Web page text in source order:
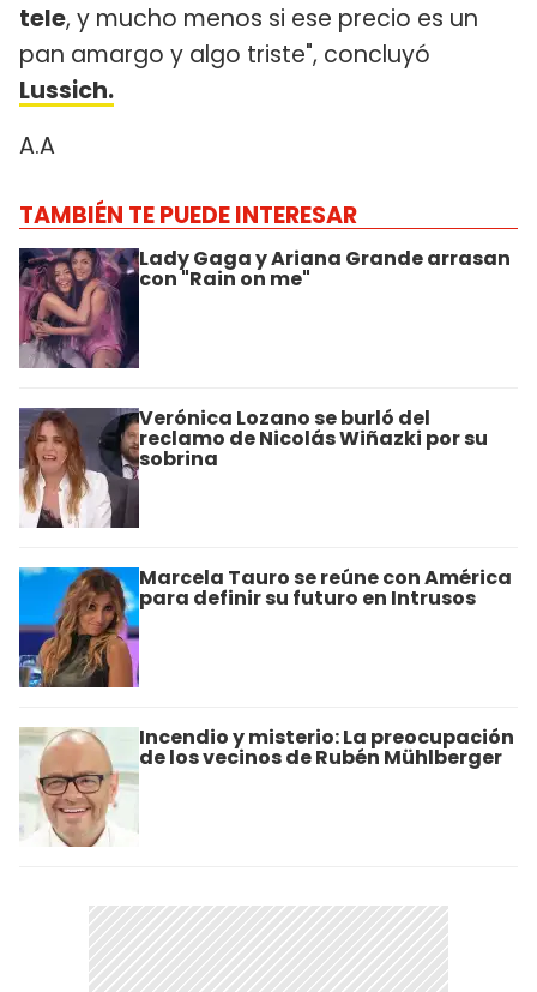
tele, y mucho menos si ese precio es un
pan amargo y algo triste", concluyó
Lussich.
A.A
TAMBIÉN TE PUEDE INTERESAR
Lady Gaga y Ariana Grande arrasan
con "Rain on me"
Verónica Lozano se burló del
reclamo de Nicolás Wiñazki por su
sobrina
Marcela Tauro se reúne con América
para definir su futuro en Intrusos
Incendio y misterio: La preocupación
de los vecinos de Rubén Mühlberger